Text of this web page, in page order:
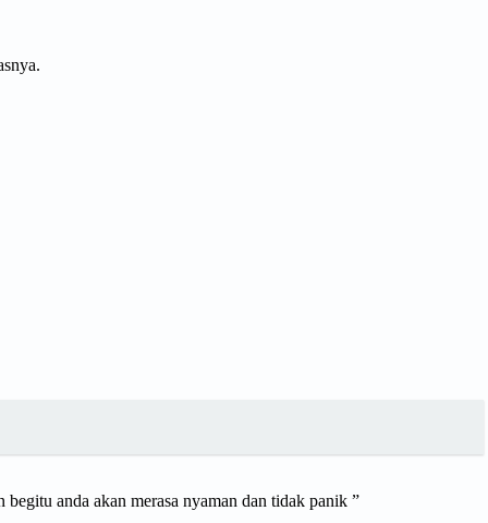
anda akan merasa nyaman dan tidak panik ”